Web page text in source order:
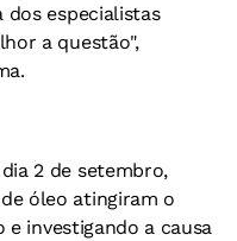
dos especialistas
a questão",
2 de setembro,
óleo atingiram o
investigando a causa